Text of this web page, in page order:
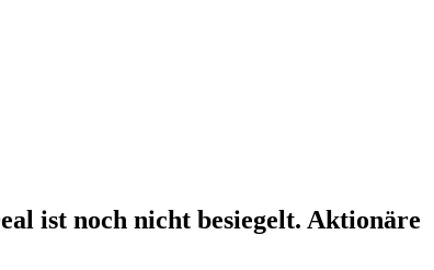
ist noch nicht besiegelt. Aktionäre